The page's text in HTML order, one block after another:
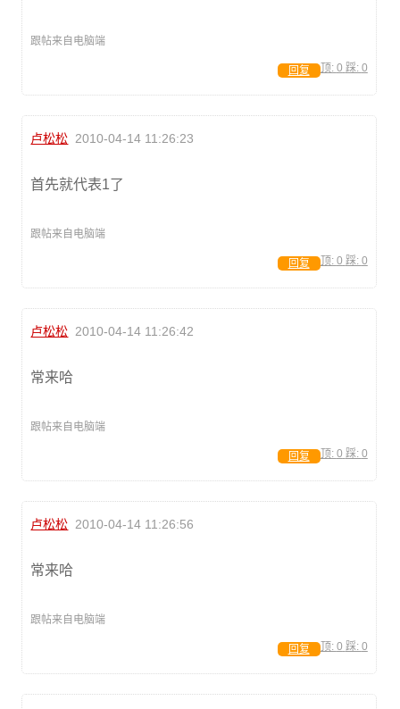
跟帖来自电脑端
顶: 0 踩: 0
回复
卢松松 2010-04-14 11:26:23
首先就代表1了
跟帖来自电脑端
顶: 0 踩: 0
回复
卢松松 2010-04-14 11:26:42
常来哈
跟帖来自电脑端
顶: 0 踩: 0
回复
卢松松 2010-04-14 11:26:56
常来哈
跟帖来自电脑端
顶: 0 踩: 0
回复